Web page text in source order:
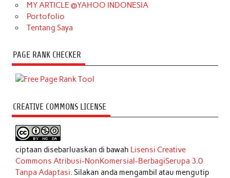
MY ARTICLE @YAHOO INDONESIA
Portofolio
Tentang Saya
PAGE RANK CHECKER
CREATIVE COMMONS LICENSE
ciptaan disebarluaskan di bawah Lisensi Creative
Commons Atribusi-NonKomersial-BerbagiSerupa 3.0
Tanpa Adaptasi. Silakan anda mengambil atau mengutip